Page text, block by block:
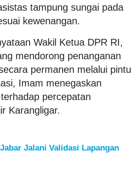
tampung sungai pada
kewenangan.
Wakil Ketua DPR RI,
mendorong penanganan
permanen melalui pintu
Imam menegaskan
percepatan
Karangligar.
Jalani Validasi Lapangan